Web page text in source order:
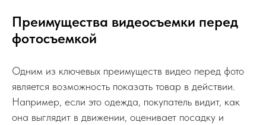
Преимущества видеосъемки перед
фотосъемкой
Одним из ключевых преимуществ видео перед фото
является возможность показать товар в действии.
Например, если это одежда, покупатель видит, как
она выглядит в движении, оценивает посадку и